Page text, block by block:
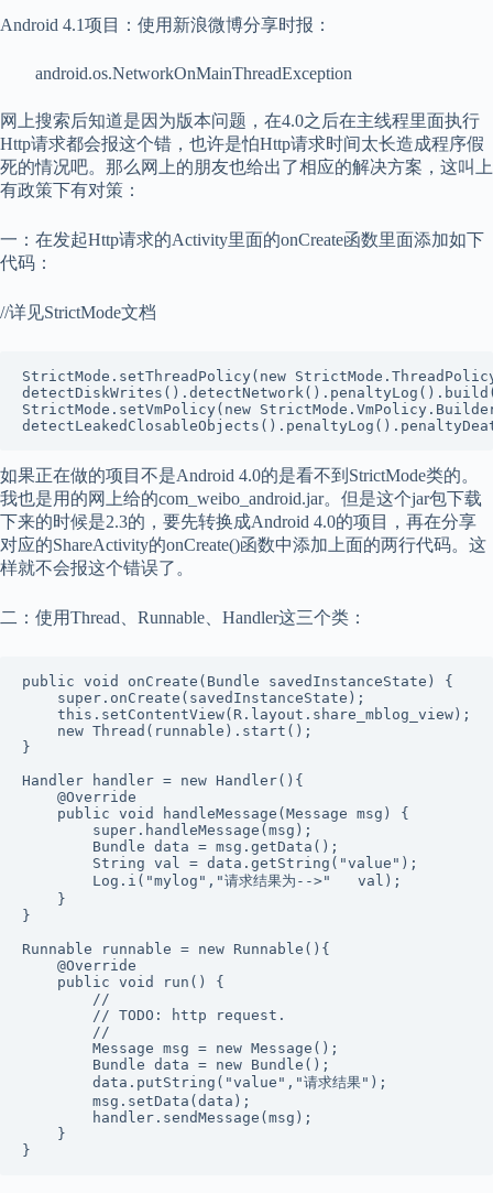
Android 4.1项目：使用新浪微博分享时报：
android.os.NetworkOnMainThreadException
网上搜索后知道是因为版本问题，在4.0之后在主线程里面执行
Http请求都会报这个错，也许是怕Http请求时间太长造成程序假
死的情况吧。那么网上的朋友也给出了相应的解决方案，这叫上
有政策下有对策：
一：在发起Http请求的Activity里面的onCreate函数里面添加如下
代码：
//详见StrictMode文档
StrictMode.setThreadPolicy(new
StrictMode.setVmPolicy(new
如果正在做的项目不是Android 4.0的是看不到StrictMode类的。
我也是用的网上给的com_weibo_android.jar。但是这个jar包下载
下来的时候是2.3的，要先转换成Android 4.0的项目，再在分享
对应的ShareActivity的onCreate()函数中添加上面的两行代码。这
样就不会报这个错误了。
二：使用Thread、Runnable、Handler这三个类：
public void onCreate(Bundle savedInstanceState) {
    super.onCreate(savedInstanceState);
    this.setContentView(R.layout.share_mblog_view);
    new Thread(runnable).start();
}
Handler handler = new Handler(){
    @Override
    public void handleMessage(Message msg) {
        super.handleMessage(msg);
        Bundle data = msg.getData();
        String val = data.getString("value");
        Log.i("mylog","请求结果为-->"   val);
    }
}
Runnable runnable = new Runnable(){
    @Override
    public void run() {
        //
        // TODO: http request.
        //
        Message msg = new Message();
        Bundle data = new Bundle();
        data.putString("value","请求结果");
        msg.setData(data);
        handler.sendMessage(msg);
    }
}